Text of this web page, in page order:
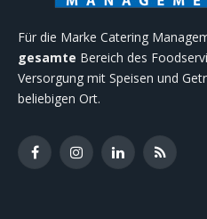
Für die Marke Catering
gesamte Bereich des
Versorgung mit Speisen und
beliebigen Ort.
FacebookInstagramLinkedInRSS